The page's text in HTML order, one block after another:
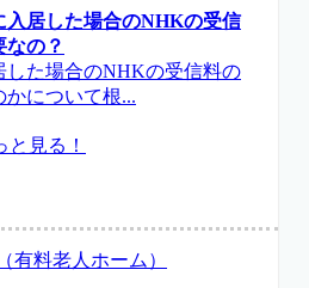
入居した場合のNHKの受信
なの？
した場合のNHKの受信料の
について根...
見る！
有料老人ホーム）